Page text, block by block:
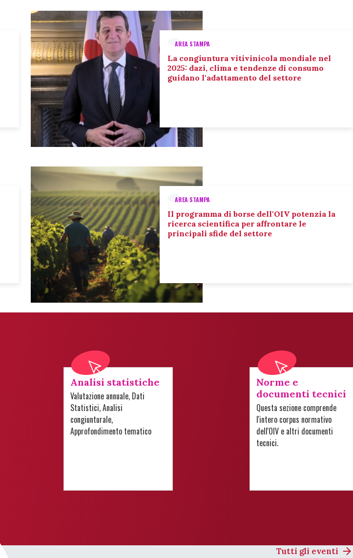
AREA STAMPA
La congiuntura vitivinicola mondiale nel
2025: dazi, clima e tendenze di consumo
guidano l'adattamento del settore
AREA STAMPA
Il programma di borse dell'OIV potenzia la
ricerca scientifica per affrontare le
principali sfide del settore
Analisi statistiche
Valutazione annuale, Dati
Statistici, Analisi
congiunturale,
Approfondimento tematico
Norme e
documenti tecnici
Questa sezione comprende
l'intero corpus normativo
dell'OIV e altri documenti
tecnici.
Tutti gli eventi